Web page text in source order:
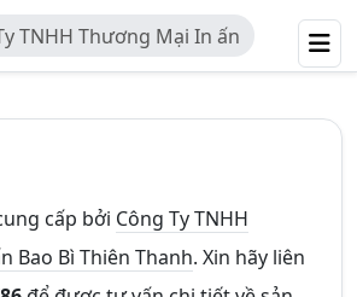
TNHH Thương Mại In ấn
Thanh
cấp bởi Công Ty TNHH
Bao Bì Thiên Thanh. Xin hãy liên